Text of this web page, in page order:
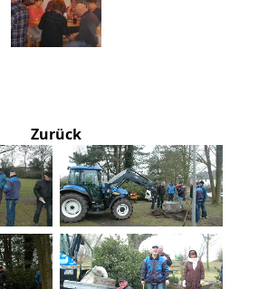
Zurück